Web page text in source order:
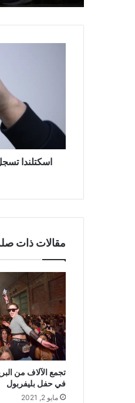
الجانبية
للقاحات
كورونا
مقالات ذات
تجمع الآلاف من
في حفل بليفربول
مايو 2, 2021